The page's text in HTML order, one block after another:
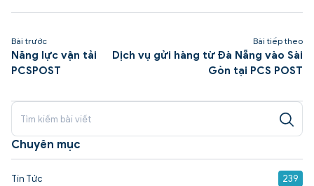
Bài trước
Năng lực vận tải
PCSPOST
Bài tiếp theo
Dịch vụ gửi hàng từ Đà Nẵng vào Sài
Gòn tại PCS POST
Chuyên mục
Tin Tức
239